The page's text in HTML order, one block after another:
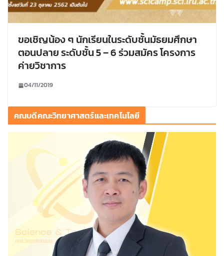
ขอเชิญน้อง ๆ นักเรียนในระดับชั้นมัธยมศึกษา
ตอนปลาย ระดับชั้น 5 – 6 ร่วมสมัคร โครงการ
ค่ายวิชาการ
04/11/2019
คณบดีคณะวิทยาศาสตร์และเทคโนโลยี